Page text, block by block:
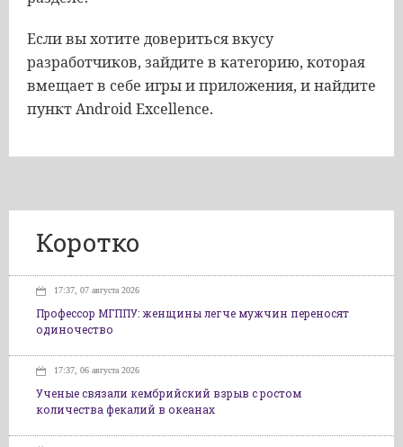
Если вы хотите довериться вкусу
разработчиков, зайдите в категорию, которая
вмещает в себе игры и приложения, и найдите
пункт Android Excellence.
Коротко
17:37, 07 августа 2026
Профессор МГППУ: женщины легче мужчин переносят
одиночество
17:37, 06 августа 2026
Ученые связали кембрийский взрыв с ростом
количества фекалий в океанах